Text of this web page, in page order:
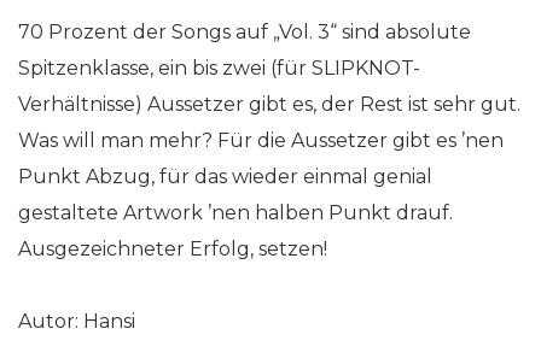
70 Prozent der Songs auf „Vol. 3“ sind absolute
Spitzenklasse, ein bis zwei (für SLIPKNOT-
Verhältnisse) Aussetzer gibt es, der Rest ist sehr gut.
Was will man mehr? Für die Aussetzer gibt es ’nen
Punkt Abzug, für das wieder einmal genial
gestaltete Artwork ’nen halben Punkt drauf.
Ausgezeichneter Erfolg, setzen!
Autor: Hansi